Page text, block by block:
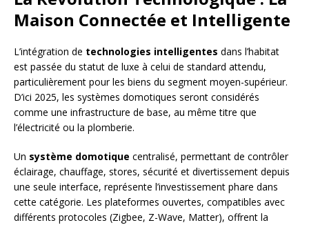
Maison Connectée et Intelligente
L’intégration de technologies intelligentes dans l’habitat
est passée du statut de luxe à celui de standard attendu,
particulièrement pour les biens du segment moyen-supérieur.
D’ici 2025, les systèmes domotiques seront considérés
comme une infrastructure de base, au même titre que
l’électricité ou la plomberie.
Un système domotique centralisé, permettant de contrôler
éclairage, chauffage, stores, sécurité et divertissement depuis
une seule interface, représente l’investissement phare dans
cette catégorie. Les plateformes ouvertes, compatibles avec
différents protocoles (Zigbee, Z-Wave, Matter), offrent la